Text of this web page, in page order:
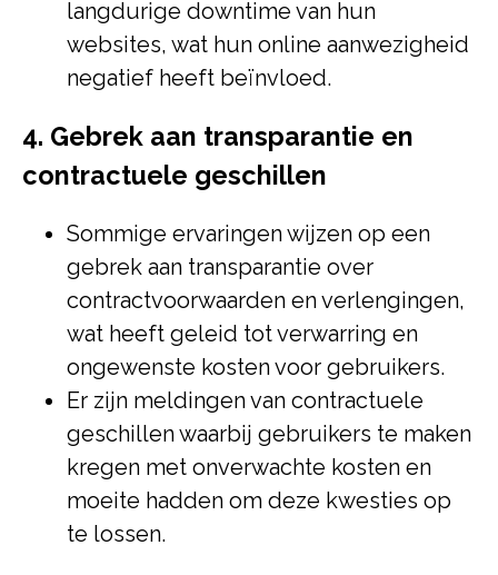
langdurige downtime van hun
websites, wat hun online aanwezigheid
negatief heeft beïnvloed.
4. Gebrek aan transparantie en
contractuele geschillen
Sommige ervaringen wijzen op een
gebrek aan transparantie over
contractvoorwaarden en verlengingen,
wat heeft geleid tot verwarring en
ongewenste kosten voor gebruikers.
Er zijn meldingen van contractuele
geschillen waarbij gebruikers te maken
kregen met onverwachte kosten en
moeite hadden om deze kwesties op
te lossen.